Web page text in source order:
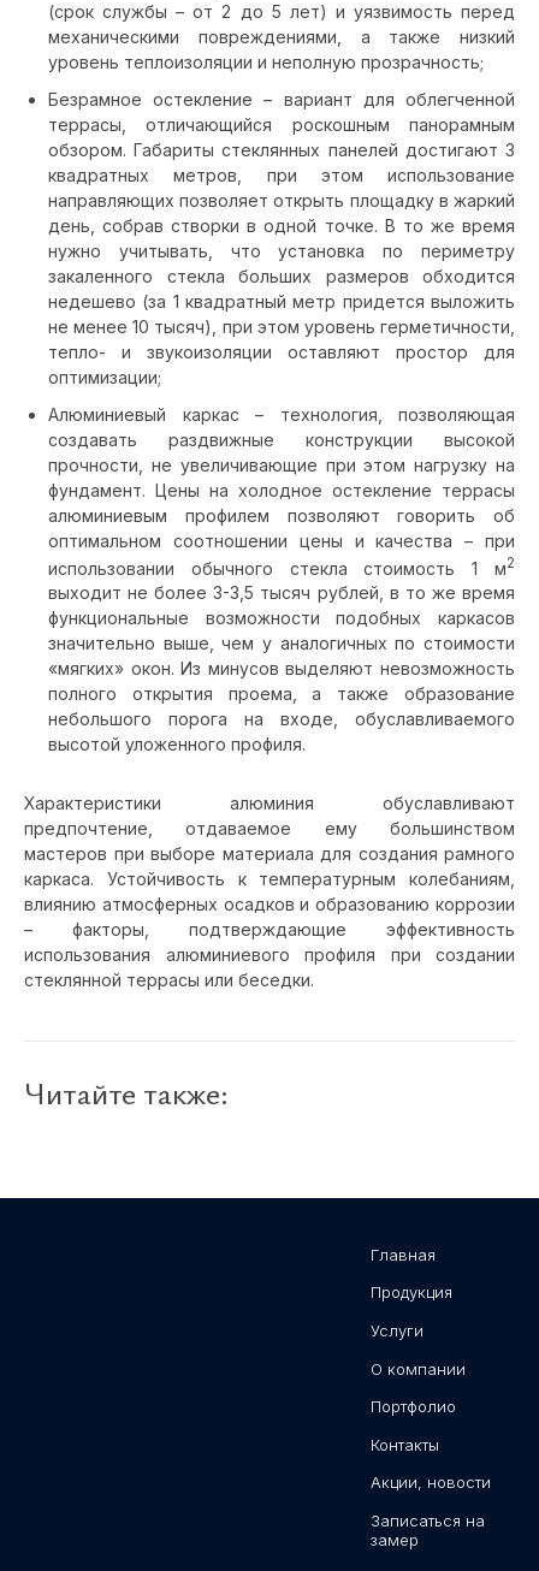
(срок службы – от 2 до 5 лет) и уязвимость перед
механическими повреждениями, а также низкий
уровень теплоизоляции и неполную прозрачность;
Безрамное остекление – вариант для облегченной
террасы, отличающийся роскошным панорамным
обзором. Габариты стеклянных панелей достигают 3
квадратных метров, при этом использование
направляющих позволяет открыть площадку в жаркий
день, собрав створки в одной точке. В то же время
нужно учитывать, что установка по периметру
закаленного стекла больших размеров обходится
недешево (за 1 квадратный метр придется выложить
не менее 10 тысяч), при этом уровень герметичности,
тепло- и звукоизоляции оставляют простор для
оптимизации;
Алюминиевый каркас – технология, позволяющая
создавать раздвижные конструкции высокой
прочности, не увеличивающие при этом нагрузку на
фундамент. Цены на холодное остекление террасы
алюминиевым профилем позволяют говорить об
оптимальном соотношении цены и качества – при
использовании обычного стекла стоимость 1 м2
выходит не более 3-3,5 тысяч рублей, в то же время
функциональные возможности подобных каркасов
значительно выше, чем у аналогичных по стоимости
«мягких» окон. Из минусов выделяют невозможность
полного открытия проема, а также образование
небольшого порога на входе, обуславливаемого
высотой уложенного профиля.
Характеристики алюминия обуславливают
предпочтение, отдаваемое ему большинством
мастеров при выборе материала для создания рамного
каркаса. Устойчивость к температурным колебаниям,
влиянию атмосферных осадков и образованию коррозии
– факторы, подтверждающие эффективность
использования алюминиевого профиля при создании
стеклянной террасы или беседки.
Читайте также:
Главная
Продукция
Услуги
О компании
Портфолио
Контакты
Акции, новости
Записаться на
замер